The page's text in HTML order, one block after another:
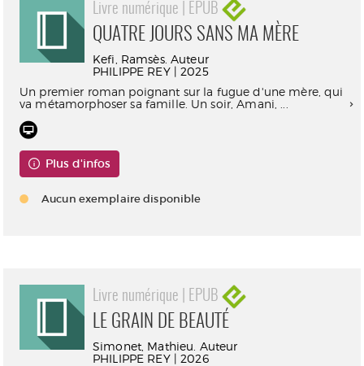
Livre numérique | EPUB
QUATRE JOURS SANS MA MÈRE
Kefi, Ramsès. Auteur
PHILIPPE REY | 2025
Un premier roman poignant sur la fugue d'une mère, qui
va métamorphoser sa famille. Un soir, Amani, ...
Plus d'infos
Aucun exemplaire disponible
Livre numérique | EPUB
LE GRAIN DE BEAUTÉ
Simonet, Mathieu. Auteur
PHILIPPE REY | 2026